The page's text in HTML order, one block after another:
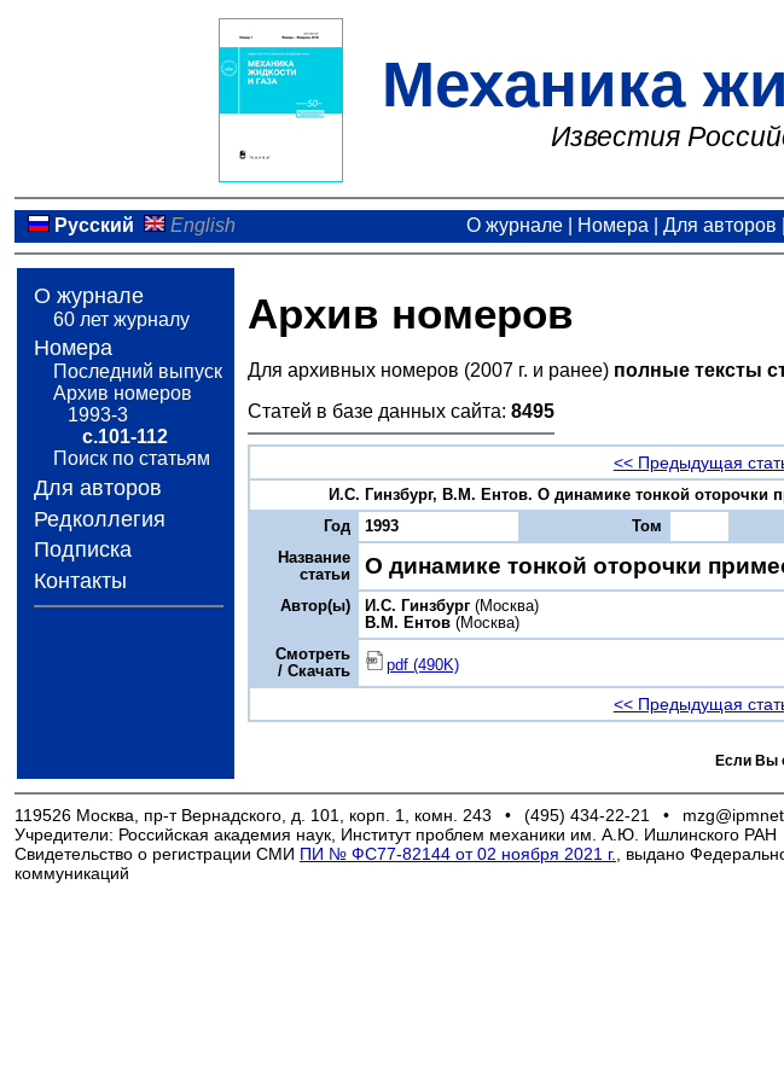
Механика
Известия
Русский English О журнале Номера Для авторов
О журнале
60 лет журналу
Номера
Последний выпуск
Архив номеров
1993-3
с.101-112
Поиск по статьям
Для авторов
Редколлегия
Подписка
Контакты
Архив номеров
Для архивных номеров (2007 г. и ранее) полные тексты
Статей в базе данных сайта: 8495
<< Предыдущая
И.С. Гинзбург, В.М. Ентов. О динамике тонкой
Год
1993 Том
Название
статьи
О динамике тонкой оторочки
Автор(ы) И.С. Гинзбург (Москва)
В.М. Ентов (Москва)
Смотреть
/ Скачать
pdf (490K)
<< Предыдущая
Если Вы
119526 Москва, пр-т Вернадского, д. 101, корп. 1, комн. 243 • (495) 434-22-21 •
Учредители: Российская академия наук, Институт проблем механики им. А.Ю. Ишлинского РАН
Свидетельство о регистрации СМИ ПИ № ФС77-82144 от 02 ноября 2021 г.
, выдано
коммуникаций